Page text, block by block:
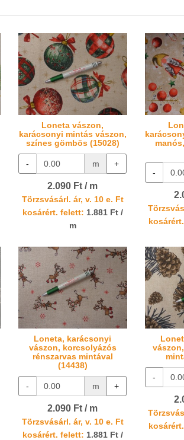
Loneta vászon,
karácsonyi mintás vászon,
színes gömbös (15028)
- m +
2.090 Ft / m
Törzsvásárl. ár, v. 10 e. Ft
kosárért. felett: 1.881 Ft /
m
-
Loneta, karácsonyi
vászon, korcsolyázós
rénszarvas mintával
(14438)
- m +
2.090 Ft / m
Törzsvásárl. ár, v. 10 e. Ft
kosárért. felett: 1.881 Ft /
-